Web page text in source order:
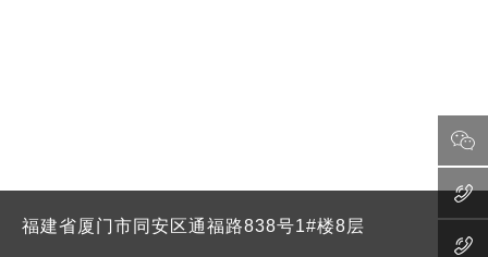
福建省厦门市同安区通福路838号1#楼8层